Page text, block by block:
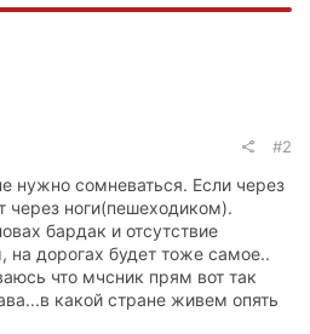
#2
нужно сомневаться. Если через
через ноги(пешеходиком).
бардак и отсутствие
дорогах будет тоже самое..
что мчсник прям вот так
какой стране живем опять